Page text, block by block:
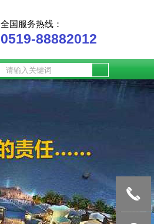
全国服务热线：
0519-88882012